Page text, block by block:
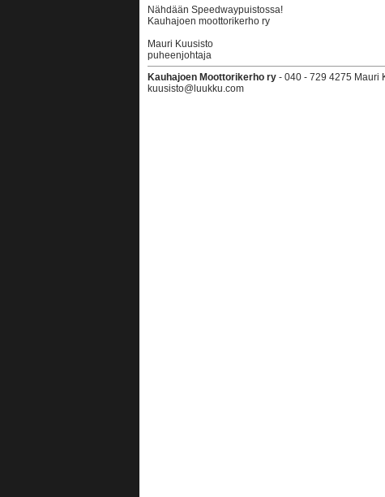
Nähdään Speedwaypuistossa!
Kauhajoen moottorikerho ry
Mauri Kuusisto
puheenjohtaja
Kauhajoen Moottorikerho ry - 040 - 729 4275 Mauri
kuusisto@luukku.com